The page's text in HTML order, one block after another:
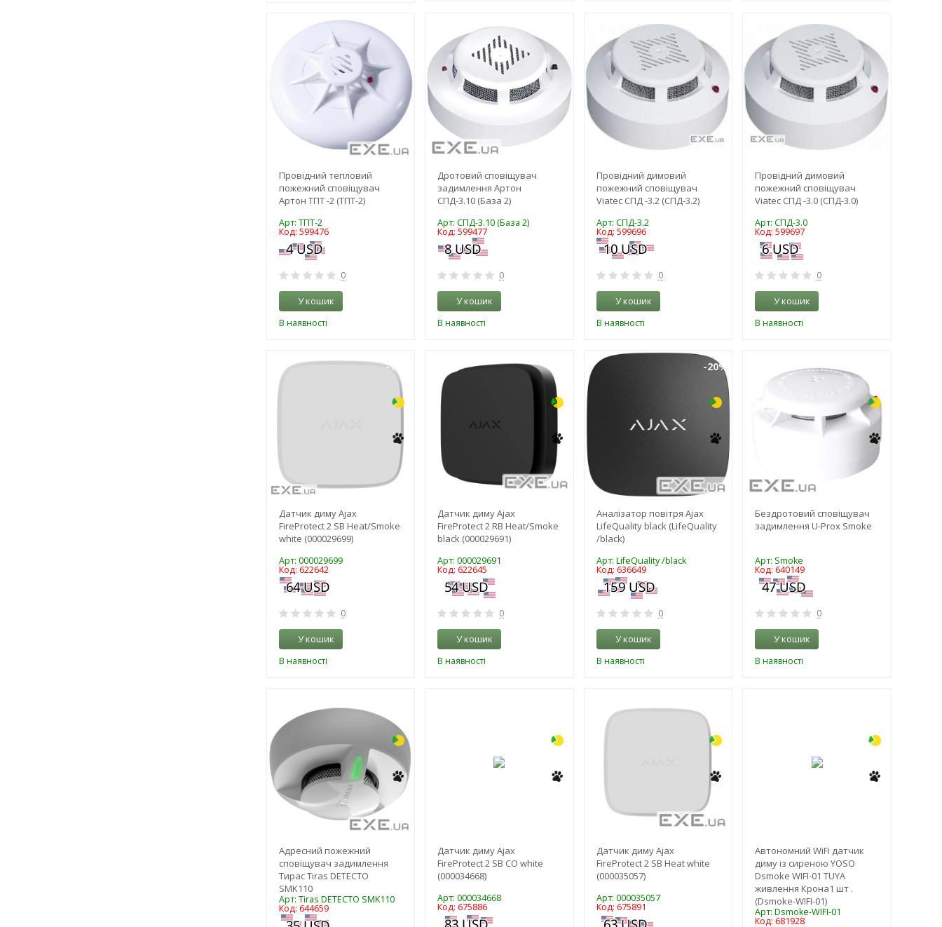
Провідний тепловий
пожежний сповіщувач
Артон ТПТ -2 (ТПТ-2)
Арт: ТПТ-2
Код: 599476
0
У кошик
В наявності
Дротовий сповіщувач
задимлення Артон
СПД-3.10 (База 2)
Арт: СПД-3.10 (База 2)
Код: 599477
0
У кошик
В наявності
Провідний димовий
пожежний сповіщувач
Viatec СПД -3.2 (СПД-3.2)
Арт: СПД-3.2
Код: 599696
0
У кошик
В наявності
Провідний димовий
пожежний сповіщувач
Viatec СПД -3.0 (СПД-3.0)
Арт: СПД-3.0
Код: 599697
0
У кошик
В наявності
-15%
Датчик диму Ajax
FireProtect 2 SB Heat/Smoke
white (000029699)
Арт: 000029699
Код: 622642
0
У кошик
В наявності
-16%
Датчик диму Ajax
FireProtect 2 RB Heat/Smoke
black (000029691)
Арт: 000029691
Код: 622645
0
У кошик
В наявності
-20%
Аналізатор повітря Ajax
LifeQuality black (LifeQuality
/black)
Арт: LifeQuality /black
Код: 636649
0
У кошик
В наявності
Бездротовий сповіщувач
задимлення U-Prox Smoke
Арт: Smoke
Код: 640149
0
У кошик
В наявності
Адресний пожежний
сповіщувач задимлення
Тирас Tiras DETECTO
SMK110
Арт: Tiras DETECTO SMK110
Код: 644659
Датчик диму Ajax
FireProtect 2 SB CO white
(000034668)
Арт: 000034668
Код: 675886
Датчик диму Ajax
FireProtect 2 SB Heat white
(000035057)
Арт: 000035057
Код: 675891
Автономний WiFi датчик
диму із сиреною YOSO
Dsmoke WIFI-01 TUYA
живлення Крона1 шт .
(Dsmoke-WIFI-01)
Арт: Dsmoke-WIFI-01
Код: 681928